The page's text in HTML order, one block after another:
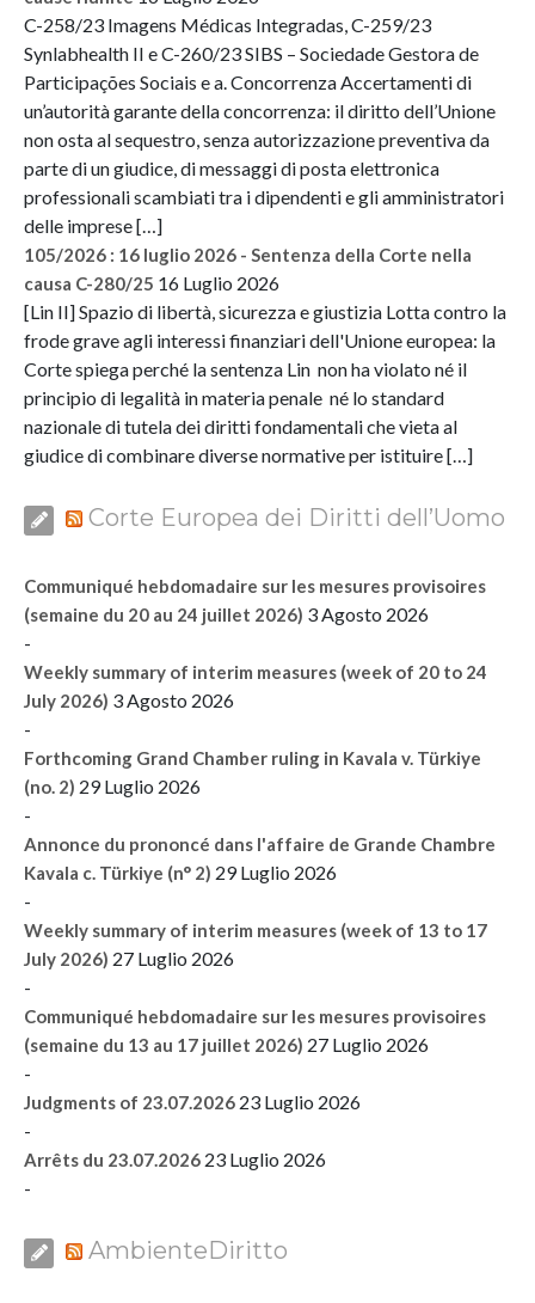
C-258/23 Imagens Médicas Integradas, C-259/23
Synlabhealth II e C-260/23 SIBS – Sociedade Gestora de
Participações Sociais e a. Concorrenza Accertamenti di
un’autorità garante della concorrenza: il diritto dell’Unione
non osta al sequestro, senza autorizzazione preventiva da
parte di un giudice, di messaggi di posta elettronica
professionali scambiati tra i dipendenti e gli amministratori
delle imprese […]
105/2026 : 16 luglio 2026 - Sentenza della Corte nella
causa C-280/25 16 Luglio 2026
[Lin II] Spazio di libertà, sicurezza e giustizia Lotta contro la
frode grave agli interessi finanziari dell'Unione europea: la
Corte spiega perché la sentenza Lin non ha violato né il
principio di legalità in materia penale né lo standard
nazionale di tutela dei diritti fondamentali che vieta al
giudice di combinare diverse normative per istituire […]
Corte Europea dei Diritti dell’Uomo
Communiqué hebdomadaire sur les mesures provisoires
(semaine du 20 au 24 juillet 2026) 3 Agosto 2026
-
Weekly summary of interim measures (week of 20 to 24
July 2026) 3 Agosto 2026
-
Forthcoming Grand Chamber ruling in Kavala v. Türkiye
(no. 2) 29 Luglio 2026
-
Annonce du prononcé dans l'affaire de Grande Chambre
Kavala c. Türkiye (n° 2) 29 Luglio 2026
-
Weekly summary of interim measures (week of 13 to 17
July 2026) 27 Luglio 2026
-
Communiqué hebdomadaire sur les mesures provisoires
(semaine du 13 au 17 juillet 2026) 27 Luglio 2026
-
Judgments of 23.07.2026 23 Luglio 2026
-
Arrêts du 23.07.2026 23 Luglio 2026
-
AmbienteDiritto